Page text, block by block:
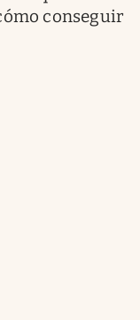
conseguir